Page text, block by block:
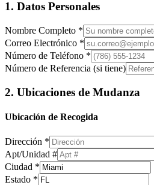
1. Datos Personales
Nombre Completo *
Correo Electrónico *
Número de Teléfono *
Número de Referencia (si tiene)
2. Ubicaciones de Mudanza
Ubicación de Recogida
Dirección *
Apt/Unidad #
Ciudad *
Estado *